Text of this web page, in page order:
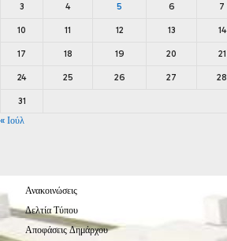
3 4 5 6 7
10 11 12 13 14
17 18 19 20 21
24 25 26 27 28
31
« Ιούλ
Ανακοινώσεις
Δελτία Τύπου
Αποφάσεις Δημάρχου